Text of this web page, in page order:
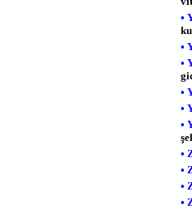
•
•
•
•
•
•
•
•
•
•